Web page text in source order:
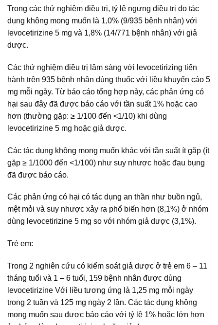
Trong các thử nghiệm điều trị, tỷ lệ ngưng điều trị do tác
dụng không mong muốn là 1,0% (9/935 bệnh nhân) với
levocetirizine 5 mg và 1,8% (14/771 bệnh nhân) với giả
dược.
Các thử nghiệm điều trị lâm sàng với levocetirizing tiến
hành trên 935 bệnh nhân dùng thuốc với liều khuyến cáo 5
mg mỗi ngày. Từ báo cáo tổng hợp này, các phản ứng có
hại sau đây đã được báo cáo với tần suất 1% hoặc cao
hơn (thường gặp: ≥ 1/100 đến <1/10) khi dùng
levocetirizine 5 mg hoặc giả dược.
Các tác dụng không mong muốn khác với tần suất ít gặp (ít
gặp ≥ 1/1000 đến <1/100) như suy nhược hoặc đau bụng
đã được báo cáo.
Các phản ứng có hại có tác dụng an thần như buồn ngủ,
mệt mỏi và suy nhược xảy ra phổ biến hơn (8,1%) ở nhóm
dùng levocetirizine 5 mg so với nhóm giả dược (3,1%).
Trẻ em:
Trong 2 nghiên cứu có kiểm soát giả dược ở trẻ em 6 – 11
tháng tuổi và 1 – 6 tuổi, 159 bệnh nhân được dùng
levocetirizine Với liều tương ứng là 1,25 mg mỗi ngày
trong 2 tuần và 125 mg ngày 2 lần. Các tác dụng không
mong muốn sau được bảo cáo với tỷ lệ 1% hoặc lớn hơn